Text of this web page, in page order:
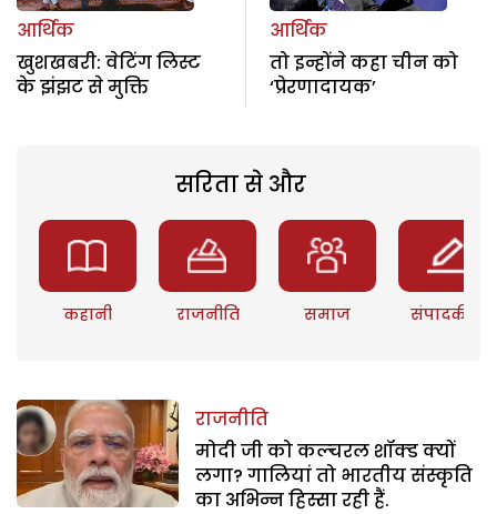
आर्थिक
खुशखबरी: वेटिंग लिस्ट
के झंझट से मुक्ति
आर्थिक
तो इन्होंने कहा चीन को
‘प्रेरणादायक’
सरिता से और
कहानी राजनीति समाज संपादकीय
राजनीति
मोदी जी को कल्चरल शॉक्ड क्यों
लगा? गालियां तो भारतीय संस्कृति
का अभिन्न हिस्सा रही हैं.